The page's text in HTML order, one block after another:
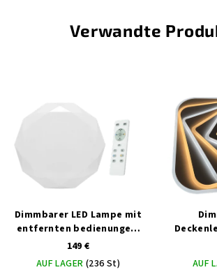
Verwandte
Dimmbarer LED Lampe mit
entfernten bedienungem
80W
149 €
AUF LAGER (236 St)
210W
AUF